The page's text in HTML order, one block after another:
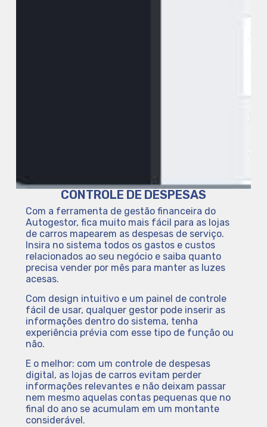
CONTROLE DE DESPESAS
Com a ferramenta de gestão financeira do
Autogestor, fica muito mais fácil para as lojas
de carros mapearem as despesas de serviço.
Insira no sistema todos os gastos e custos
relacionados ao seu negócio e saiba quanto
precisa vender por mês para manter as luzes
acesas.
Com design intuitivo e um painel de controle
fácil de usar, qualquer gestor pode inserir as
informações dentro do sistema, tenha
experiência prévia com esse tipo de função ou
não.
E o melhor: com um controle de despesas
digital, as lojas de carros evitam perder
informações relevantes e não deixam passar
nem mesmo aquelas contas pequenas que no
final do ano se acumulam em um montante
considerável.